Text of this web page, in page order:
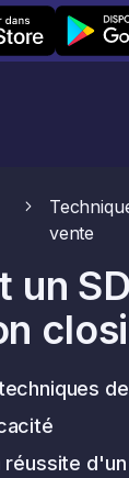
Leexi on
vente
un
réussite